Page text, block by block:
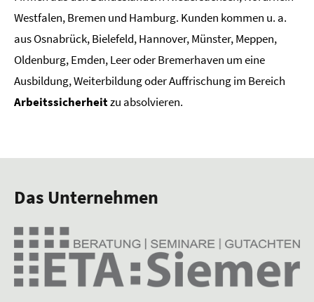
Westfalen, Bremen und Hamburg. Kunden kommen u. a.
aus Osnabrück, Bielefeld, Hannover, Münster, Meppen,
Oldenburg, Emden, Leer oder Bremerhaven um eine
Ausbildung, Weiterbildung oder Auffrischung im Bereich
Arbeitssicherheitzu absolvieren.
Das Unternehmen